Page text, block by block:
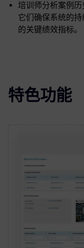
培训师分析案例历
它们确保系统的
的关键绩效指标。
特色功能